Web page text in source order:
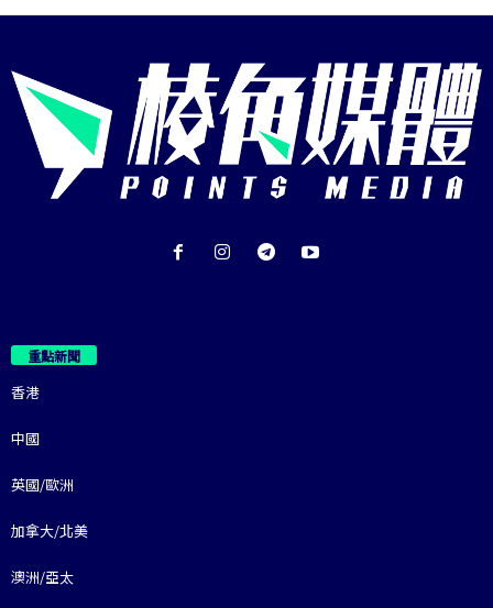
重點新聞
香港
中國
英國/歐洲
加拿大/北美
澳洲/亞太